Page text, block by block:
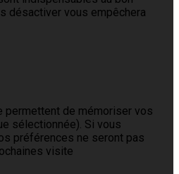
désactiver vous empêchera
permettent de mémoriser vos
sélectionnée). Si vous
préférences ne seront pas
visite